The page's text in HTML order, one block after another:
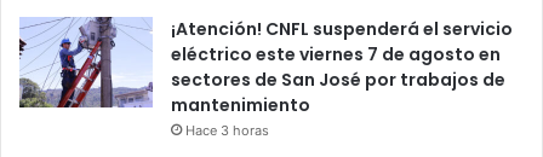
¡Atención! CNFL suspenderá el servicio
eléctrico este viernes 7 de agosto en
sectores de San José por trabajos de
mantenimiento
Hace 3 horas